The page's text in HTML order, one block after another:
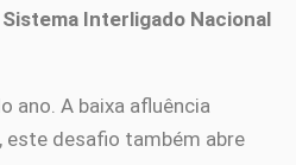
Interligado Nacional
ano. A baixa afluência
este desafio também abre